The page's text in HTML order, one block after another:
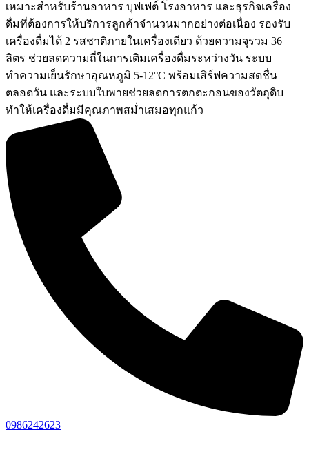
เหมาะสำหรับร้านอาหาร บุฟเฟต์ โรงอาหาร และธุรกิจเครื่อง
ดื่มที่ต้องการให้บริการลูกค้าจำนวนมากอย่างต่อเนื่อง รองรับ
เครื่องดื่มได้ 2 รสชาติภายในเครื่องเดียว ด้วยความจุรวม 36
ลิตร ช่วยลดความถี่ในการเติมเครื่องดื่มระหว่างวัน ระบบ
ทำความเย็นรักษาอุณหภูมิ 5-12°C พร้อมเสิร์ฟความสดชื่น
ตลอดวัน และระบบใบพายช่วยลดการตกตะกอนของวัตถุดิบ
ทำให้เครื่องดื่มมีคุณภาพสม่ำเสมอทุกแก้ว
0986242623